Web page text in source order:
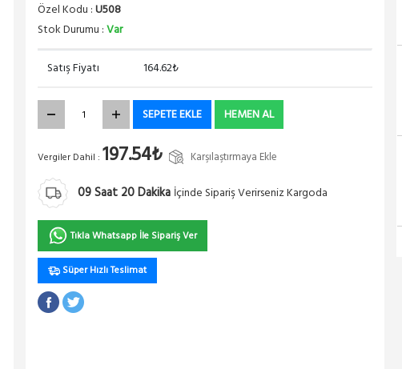
Özel Kodu :U508
Stok Durumu :Var
Satış Fiyatı 164.62₺
SEPETE EKLE HEMEN AL
Vergiler Dahil : 197.54₺ Karşılaştırmaya Ekle
09Saat 20Dakika İçinde Sipariş Verirseniz Kargoda
Tıkla Whatsapp İle Sipariş Ver
Süper Hızlı Teslimat